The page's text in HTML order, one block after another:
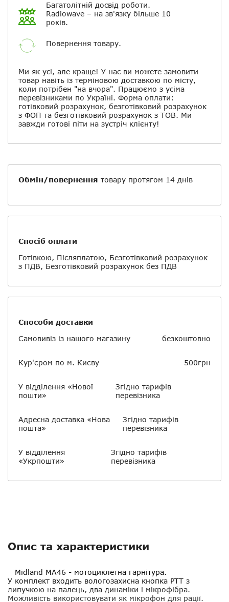
Багатолітній досвід роботи.
Radiowave – на зв'язку більше 10
років.
Повернення товару.
Ми як усі, але краще! У нас ви можете замовити
товар навіть із терміновою доставкою по місту,
коли потрібен "на вчора". Працюємо з усіма
перевізниками по Україні. Форма оплати:
готівковий розрахунок, безготівковий розрахунок
з ФОП та безготівковий розрахунок з ТОВ. Ми
завжди готові піти на зустріч клієнту!
Обмін/повернення товару протягом 14 днів
Спосіб оплати
Готівкою, Післяплатою, Безготівковий розрахунок
з ПДВ, Безготівковий розрахунок без ПДВ
Способи доставки
Самовивіз із нашого магазину
безкоштовно
Кур'єром по м. Києву 500грн
У відділення «Нової
пошти»
Згідно тарифів
перевізника
Адресна доставка «Нова
пошта»
Згідно тарифів
перевізника
У відділення
«Укрпошти»
Згідно тарифів
перевізника
Опис та характеристики
Midland MA46 - мотоциклетна гарнітура.
У комплект входить вологозахисна кнопка РТТ з
липучкою на палець, два динаміки і мікрофібра.
Можливість використовувати як мікрофон для рації.